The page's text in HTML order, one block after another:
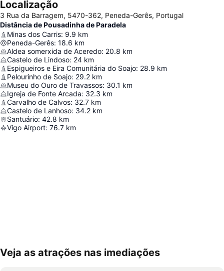
Localização
3 Rua da Barragem, 5470-362, Peneda-Gerês, Portugal
Distância de Pousadinha de Paradela
Minas dos Carris: 9.9 km
Peneda-Gerês: 18.6 km
Aldea somerxida de Aceredo: 20.8 km
Castelo de Lindoso: 24 km
Espigueiros e Eira Comunitária do Soajo: 28.9 km
Pelourinho de Soajo: 29.2 km
Museu do Ouro de Travassos: 30.1 km
Igreja de Fonte Arcada: 32.3 km
Carvalho de Calvos: 32.7 km
Castelo de Lanhoso: 34.2 km
Santuário: 42.8 km
Vigo Airport: 76.7 km
Ampliar mapa
Veja as atrações nas imediações